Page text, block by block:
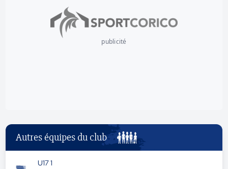
publicité
Autres équipes du club
U17 1